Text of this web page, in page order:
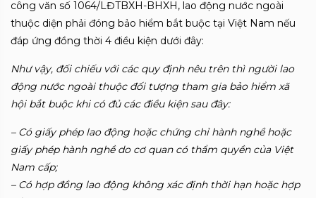
công văn số 1064/LĐTBXH-BHXH, lao động nước ngoài
thuộc diện phải đóng bảo hiểm bắt buộc tại Việt Nam nếu
đáp ứng đồng thời 4 điều kiện dưới đây:
Như vậy, đối chiếu với các quy định nêu trên thì người lao
động nước ngoài thuộc đối tượng tham gia bảo hiểm xã
hội bắt buộc khi có đủ các điều kiện sau đây:
– Có giấy phép lao động hoặc chứng chỉ hành nghề hoặc
giấy phép hành nghề do cơ quan có thẩm quyền của Việt
Nam cấp;
– Có hợp đồng lao động không xác định thời hạn hoặc hợp